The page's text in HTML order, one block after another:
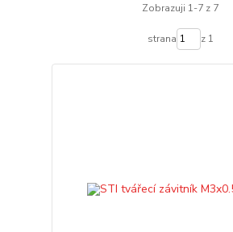
Zobrazuji 1-7 z 7
strana z 1